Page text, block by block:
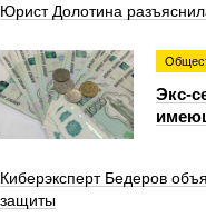
Юрист Долотина
Экс-
Киберэксперт Бедеров
защиты